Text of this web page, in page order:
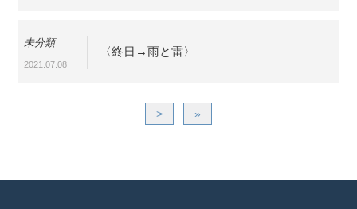
未分類
2021.07.08
〈終日→雨と雷〉
> »